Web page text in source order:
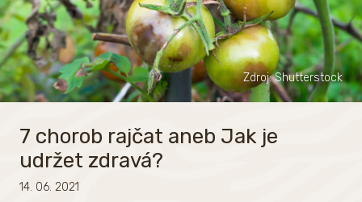
Zdroj: Shutterstock
7 chorob rajčat aneb Jak je
udržet zdravá?
14. 06. 2021